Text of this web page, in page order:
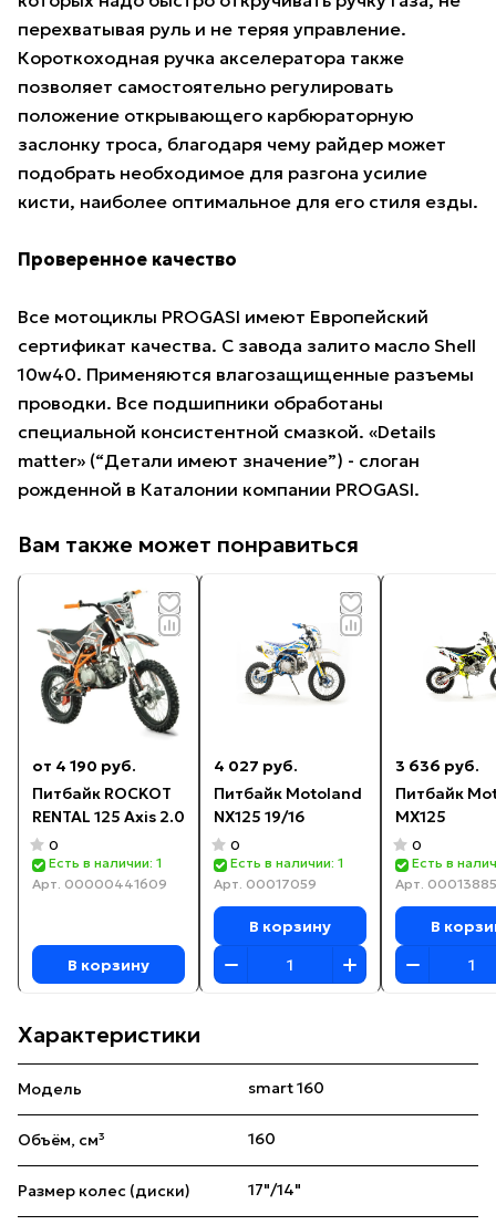
перехватывая руль и не теряя управление.
Короткоходная ручка акселератора также
позволяет самостоятельно регулировать
положение открывающего карбюраторную
заслонку троса, благодаря чему райдер может
подобрать необходимое для разгона усилие
кисти, наиболее оптимальное для его стиля езды.
Проверенное качество
Все мотоциклы PROGASI имеют Европейский
сертификат качества. С завода залито масло Shell
10w40. Применяются влагозащищенные разъемы
проводки. Все подшипники обработаны
специальной консистентной смазкой. «Details
matter» (“Детали имеют значение”) - слоган
рожденной в Каталонии компании PROGASI.
Вам также может понравиться
от 4 190 руб.
Питбайк ROCKOT
RENTAL 125 Axis 2.0
0
Есть в наличии: 1
Арт. 00000441609
В корзину
4 027 руб.
Питбайк Motoland
NX125 19/16
0
Есть в наличии: 1
Арт. 00017059
В корзину
3 636 руб.
Питбайк
MX125
0
Есть в
Арт. 00013885
В
Характеристики
Модель smart 160
Объём, см³ 160
Размер колес (диски) 17"/14"